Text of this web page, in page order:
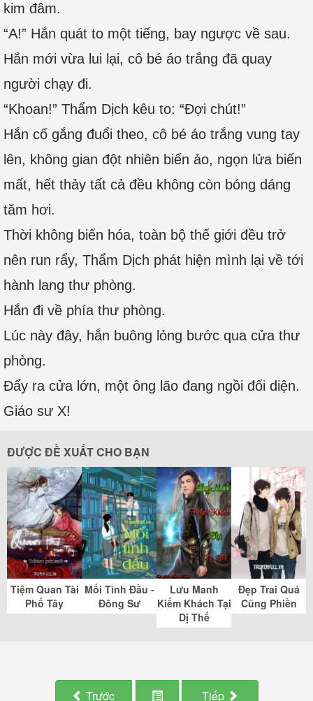
kim đâm.
“A!” Hắn quát to một tiếng, bay ngược về sau.
Hắn mới vừa lui lại, cô bé áo trắng đã quay
người chạy đi.
“Khoan!” Thẩm Dịch kêu to: “Đợi chút!”
Hắn cố gắng đuổi theo, cô bé áo trắng vung tay
lên, không gian đột nhiên biến ảo, ngọn lửa biến
mất, hết thảy tất cả đều không còn bóng dáng
tăm hơi.
Thời không biến hóa, toàn bộ thế giới đều trở
nên run rẩy, Thẩm Dịch phát hiện mình lại về tới
hành lang thư phòng.
Hắn đi về phía thư phòng.
Lúc này đây, hắn buông lỏng bước qua cửa thư
phòng.
Đẩy ra cửa lớn, một ông lão đang ngồi đối diện.
Giáo sư X!
ĐƯỢC ĐỀ XUẤT CHO BẠN
Tiệm Quan Tài
Phố Tây
Mối Tình Đầu -
Đông Sư
Lưu Manh
Kiếm Khách Tại
Dị Thế
Đẹp Trai Quá
Cũng Phiền
Trước Tiếp